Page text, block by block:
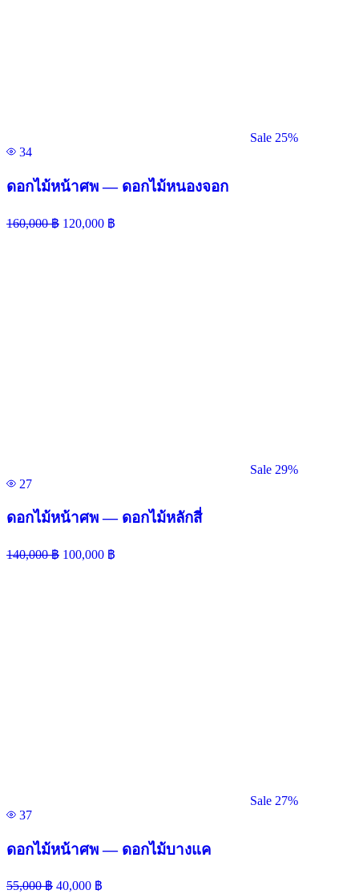
Sale 25%
34
ดอกไม้หน้าศพ — ดอกไม้หนองจอก
160,000฿ 120,000 ฿
Sale 29%
27
ดอกไม้หน้าศพ — ดอกไม้หลักสี่
140,000฿ 100,000 ฿
Sale 27%
37
ดอกไม้หน้าศพ — ดอกไม้บางแค
55,000฿ 40,000 ฿